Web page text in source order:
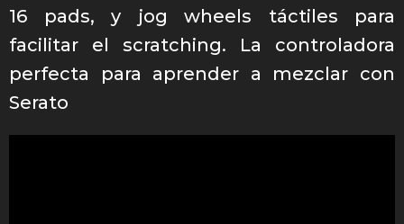
16 pads, y jog wheels táctiles para
facilitar el scratching. La controladora
perfecta para aprender a mezclar con
Serato